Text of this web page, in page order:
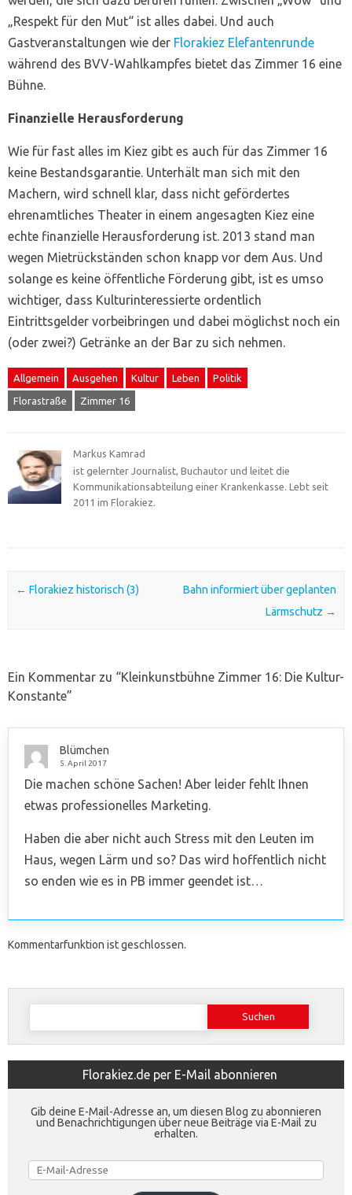
„Respekt für den Mut“ ist alles dabei. Und auch
Gastveranstaltungen wie der Florakiez Elefantenrunde
während des BVV-Wahlkampfes bietet das Zimmer 16 eine
Bühne.
Finanzielle Herausforderung
Wie für fast alles im Kiez gibt es auch für das Zimmer 16
keine Bestandsgarantie. Unterhält man sich mit den
Machern, wird schnell klar, dass nicht gefördertes
ehrenamtliches Theater in einem angesagten Kiez eine
echte finanzielle Herausforderung ist. 2013 stand man
wegen Mietrückständen schon knapp vor dem Aus. Und
solange es keine öffentliche Förderung gibt, ist es umso
wichtiger, dass Kulturinteressierte ordentlich
Eintrittsgelder vorbeibringen und dabei möglichst noch ein
(oder zwei?) Getränke an der Bar zu sich nehmen.
Allgemein Ausgehen Kultur Leben Politik
Florastraße Zimmer 16
Markus Kamrad
ist gelernter Journalist, Buchautor und leitet die
Kommunikationsabteilung einer Krankenkasse. Lebt seit
2011 im Florakiez.
Post navigation
← Florakiez historisch (3)
Bahn informiert über geplanten
Lärmschutz →
Ein Kommentar zu “Kleinkunstbühne Zimmer 16: Die Kultur-
Konstante”
Blümchen
5. April 2017
Die machen schöne Sachen! Aber leider fehlt Ihnen
etwas professionelles Marketing.
Haben die aber nicht auch Stress mit den Leuten im
Haus, wegen Lärm und so? Das wird hoffentlich nicht
so enden wie es in PB immer geendet ist…
Kommentarfunktion ist geschlossen.
Suchen
Florakiez.de per E-Mail abonnieren
Gib deine E-Mail-Adresse an, um diesen Blog zu abonnieren
und Benachrichtigungen über neue Beiträge via E-Mail zu
erhalten.
E-
Mail-
Adresse